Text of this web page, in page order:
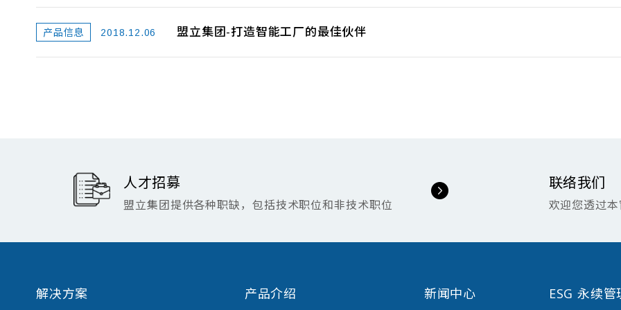
产品信息 2018.12.06 盟立集团-打造智能工厂的最佳伙伴
人才招募
盟立集团提供各种职缺，包括技术职位和非技术职位
联络我们
欢迎您透过
解决方案 产品介绍 新闻中心 ESG 永续管